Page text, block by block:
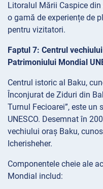
Litoralul Mării Caspice
o gamă de experiențe de
pentru vizitatori.
Faptul 7: Centrul
Patrimoniului Mondial
Centrul istoric al Baku,
Înconjurat de Ziduri din
Turnul Fecioarei”, este
UNESCO. Desemnat în
vechiului oraș Baku,
Icherisheher.
Componentele cheie ale
Mondial includ: